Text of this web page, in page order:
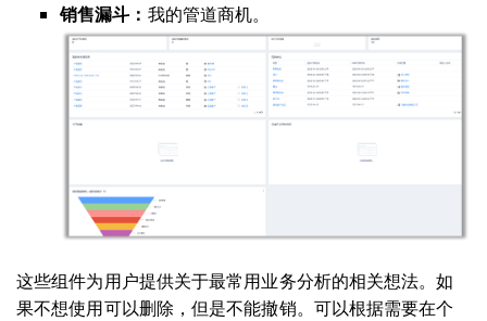
销售漏斗： 我的管道商机。
这些组件为用户提供关于最常用业务分析的相关想法。如
果不想使用可以删除，但是不能撤销。可以根据需要在个